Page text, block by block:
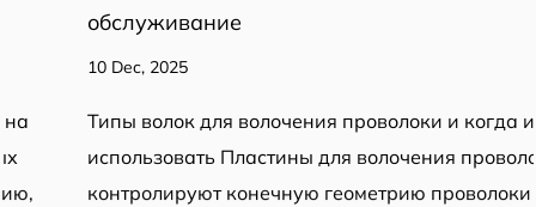
обслуживание
10 Dec, 2025
Типы волок для волочения проволоки и когда их
использовать Пластины для волочения проволоки
контролируют конечную геометрию проволоки и